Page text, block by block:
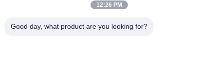
迅速な連絡
テレ
12:26 PM
Good day, what product are you looking for?